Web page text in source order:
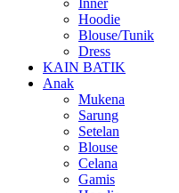
Inner
Hoodie
Blouse/Tunik
Dress
KAIN BATIK
Anak
Mukena
Sarung
Setelan
Blouse
Celana
Gamis